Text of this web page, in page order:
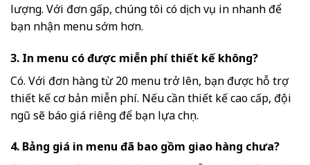
lượng. Với đơn gấp, chúng tôi có dịch vụ in nhanh để
bạn nhận menu sớm hơn.
3. In menu có được miễn phí thiết kế không?
Có. Với đơn hàng từ 20 menu trở lên, bạn được hỗ trợ
thiết kế cơ bản miễn phí. Nếu cần thiết kế cao cấp, đội
ngũ sẽ báo giá riêng để bạn lựa chọn.
4. Bảng giá in menu đã bao gồm giao hàng chưa?